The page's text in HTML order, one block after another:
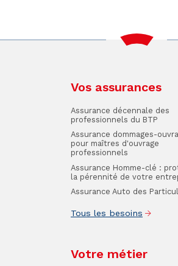
Vos assurances
Assurance décennale des
professionnels du BTP
Assurance dommages-
pour maîtres d'ouvrage
professionnels
Assurance Homme-clé :
la pérennité de votre
Assurance Auto des
Tous les besoins
Votre métier